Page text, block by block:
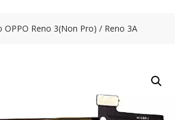
OPPO Reno 3(Non Pro) / Reno 3A